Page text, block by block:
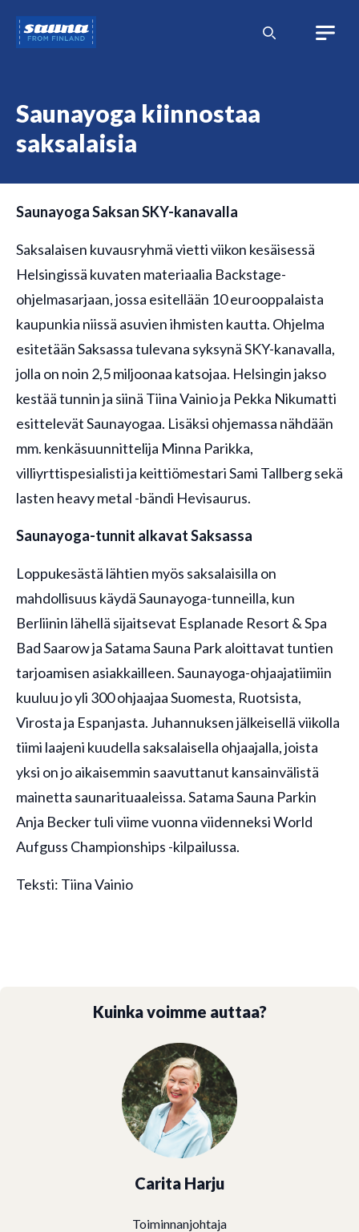
sisältöön
Sauna
from
Saunayoga kiinnostaa
saksalaisia
Saunayoga Saksan SKY-kanavalla
Saksalaisen kuvausryhmä vietti viikon kesäisessä
Helsingissä kuvaten materiaalia Backstage-
ohjelmasarjaan, jossa esitellään 10 eurooppalaista
kaupunkia niissä asuvien ihmisten kautta. Ohjelma
esitetään Saksassa tulevana syksynä SKY-kanavalla,
jolla on noin 2,5 miljoonaa katsojaa. Helsingin jakso
kestää tunnin ja siinä Tiina Vainio ja Pekka Nikumatti
esittelevät Saunayogaa. Lisäksi ohjemassa nähdään
mm. kenkäsuunnittelija Minna Parikka,
villiyrttispesialisti ja keittiömestari Sami Tallberg sekä
lasten heavy metal -bändi Hevisaurus.
Saunayoga-tunnit alkavat Saksassa
Loppukesästä lähtien myös saksalaisilla on
mahdollisuus käydä Saunayoga-tunneilla, kun
Berliinin lähellä sijaitsevat Esplanade Resort & Spa
Bad Saarow ja Satama Sauna Park aloittavat tuntien
tarjoamisen asiakkailleen. Saunayoga-ohjaajatiimiin
kuuluu jo yli 300 ohjaajaa Suomesta, Ruotsista,
Virosta ja Espanjasta. Juhannuksen jälkeisellä viikolla
tiimi laajeni kuudella saksalaisella ohjaajalla, joista
yksi on jo aikaisemmin saavuttanut kansainvälistä
mainetta saunarituaaleissa. Satama Sauna Parkin
Anja Becker tuli viime vuonna viidenneksi World
Aufguss Championships -kilpailussa.
Teksti: Tiina Vainio
Kuinka voimme auttaa?
Carita Harju
Toiminnanjohtaja